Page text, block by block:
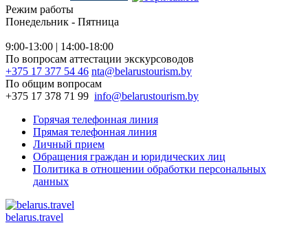
Режим работы
Понедельник - Пятница
9:00-13:00 | 14:00-18:00
По вопросам аттестации экскурсоводов
+375 17 377 54 46 nta@belarustourism.by
По общим вопросам
+375 17 378 71 99 info@belarustourism.by
Горячая телефонная линия
Прямая телефонная линия
Личный прием
Обращения граждан и юридических лиц
Политика в отношении обработки персональных
данных
belarus.travel